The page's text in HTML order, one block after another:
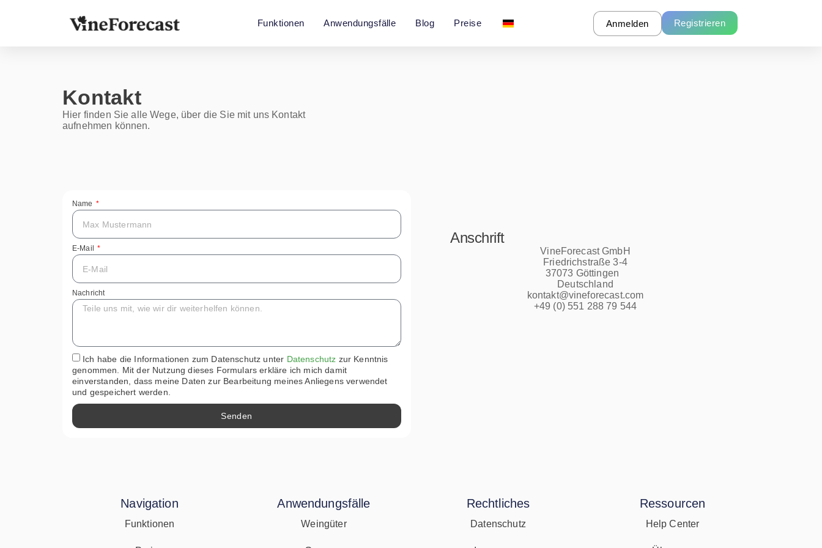
Funktionen Anwendungsfälle Blog Preise Anmelden Registrieren
Kontakt
Hier finden Sie alle Wege, über die Sie mit uns Kontakt
aufnehmen können.
Name
E-Mail
Nachricht
Ich habe die Informationen zum Datenschutz unter Datenschutz zur Kenntnis
genommen. Mit der Nutzung dieses Formulars erkläre ich mich damit
einverstanden, dass meine Daten zur Bearbeitung meines Anliegens verwendet
und gespeichert werden.
Senden
Anschrift
VineForecast GmbH
Friedrichstraße 3-4
37073 Göttingen
Deutschland
kontakt@vineforecast.com
+49 (0) 551 288 79 544
Navigation
Funktionen
Anwendungsfälle
Weingüter
Rechtliches
Datenschutz
Ressourcen
Help Center